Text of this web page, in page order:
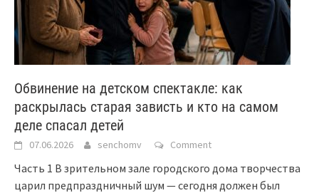
Обвинение на детском спектакле: как
раскрылась старая зависть и кто на самом
деле спасал детей
07.06.2026 senchomv Comment
Часть 1 В зрительном зале городского дома творчества
царил предпраздничный шум — сегодня должен был